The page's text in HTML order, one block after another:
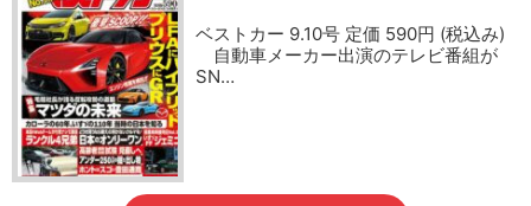
ベストカー 9.10号 定価 590円 (税込み)
自動車メーカー出演のテレビ番組が
SN…